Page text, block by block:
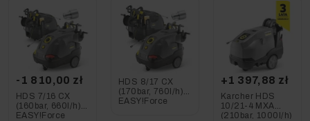
-1 810,00 zł
HDS 7/16 CX
(160bar, 660l/h)
EASY!Force
HDS 8/17 CX
(170bar, 760l/h)
EASY!Force
+1 397,88 zł
Karcher HDS
10/21-4 MXA
(210bar, 1000l/h)